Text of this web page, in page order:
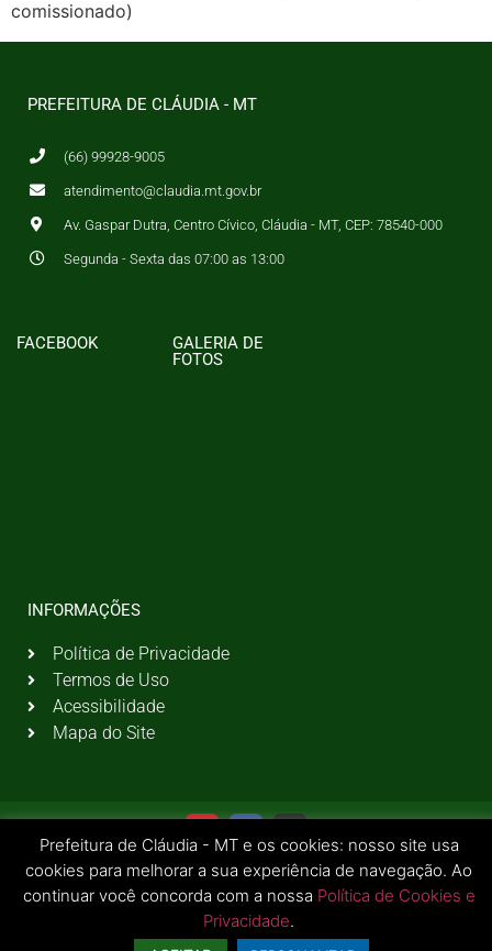
comissionado)
PREFEITURA DE CLÁUDIA - MT
(66) 99928-9005
atendimento@claudia.mt.gov.br
Av. Gaspar Dutra, Centro Cívico, Cláudia - MT, CEP: 78540-000
Segunda - Sexta das 07:00 as 13:00
FACEBOOK
GALERIA DE
FOTOS
INFORMAÇÕES
Política de Privacidade
Termos de Uso
Acessibilidade
Mapa do Site
© 2026 Todos os Direitos Reservados | Prefeitura Municipal de Cláudia - MT
Prefeitura de Cláudia - MT e os cookies: nosso site usa
cookies para melhorar a sua experiência de navegação. Ao
continuar você concorda com a nossa Política de Cookies e
Privacidade.